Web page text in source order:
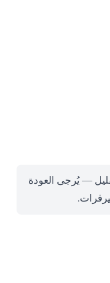
— يُرجى العودة